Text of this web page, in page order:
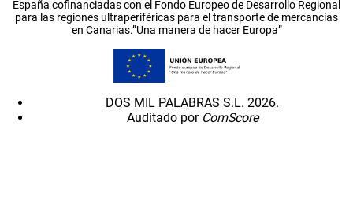
España cofinanciadas con el Fondo Europeo de Desarrollo Regional
para las regiones ultraperiféricas para el transporte de mercancías
en Canarias.”Una manera de hacer Europa”
DOS MIL PALABRAS S.L. 2026.
Auditado por ComScore